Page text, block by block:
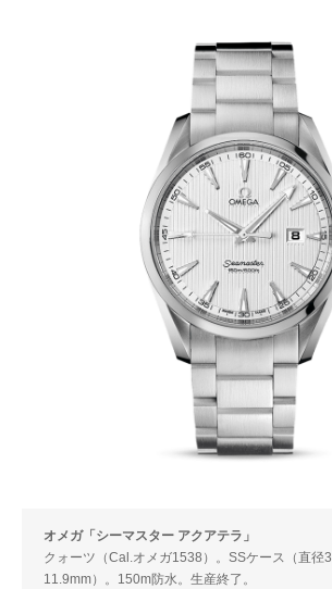
オメガ「シーマスター アクアテラ」
クォーツ（Cal.オメガ1538）。SSケース（直径
11.9mm）。150m防水。生産終了。